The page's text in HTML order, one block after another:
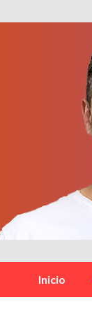
Inicio